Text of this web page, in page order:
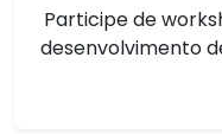
Participe de
desenvolvimento